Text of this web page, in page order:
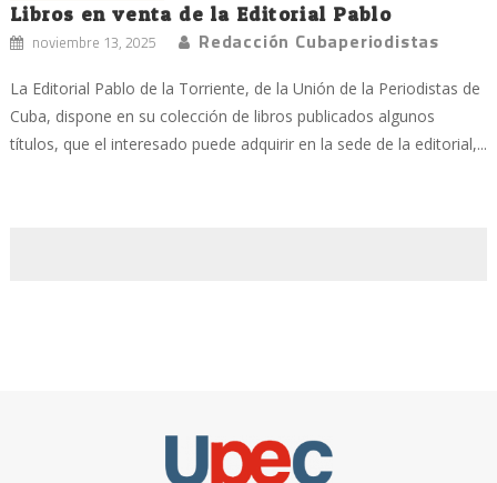
Libros en venta de la Editorial Pablo
noviembre 13, 2025 Redacción Cubaperiodistas
La Editorial Pablo de la Torriente, de la Unión de la Periodistas de
Cuba, dispone en su colección de libros publicados algunos
títulos, que el interesado puede adquirir en la sede de la editorial,...